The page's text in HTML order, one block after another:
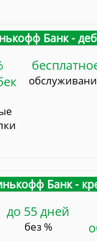
Банк -
Банк -
до 55 дней
без %